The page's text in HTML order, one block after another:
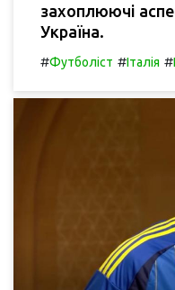
захоплюючі
Україна.
#Футболіст #Італія #